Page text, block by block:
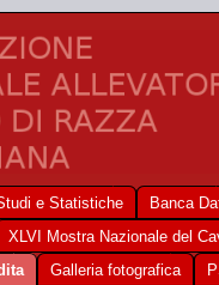
e Statistiche
Banca
XLVI Mostra Nazionale del
Galleria fotografica